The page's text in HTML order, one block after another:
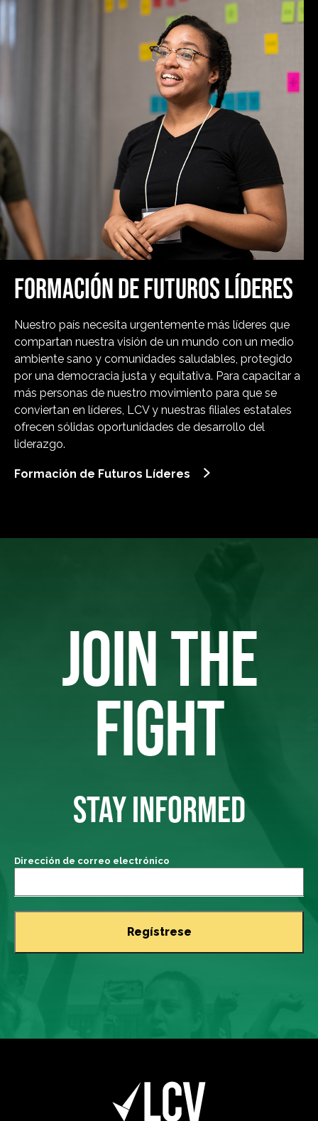
FORMACIÓN DE FUTUROS LÍDERES
Nuestro país necesita urgentemente más líderes que
compartan nuestra visión de un mundo con un medio
ambiente sano y comunidades saludables, protegido
por una democracia justa y equitativa. Para capacitar a
más personas de nuestro movimiento para que se
conviertan en líderes, LCV y nuestras filiales estatales
ofrecen sólidas oportunidades de desarrollo del
liderazgo.
Formación de Futuros Líderes
JOIN THE
FIGHT
STAY INFORMED
Dirección de correo electrónico